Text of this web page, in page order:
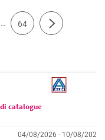
64
catalogue
04/08/2026 - 10/08/2026